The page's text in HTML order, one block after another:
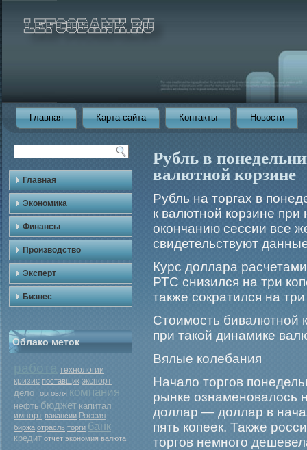
Главная Карта сайта Контакты Новости
Главная
Экономика
Финансы
Производство
Эксперт
Бизнес
Облако меток
технологии
кризис поставщик экспорт
дело торговля компания
нефть бюджет капитал
импорт вакансии Россия
биржа отрасль торги банк
кредит отчёт экономия валюта
Рубль в
валютной корзине
Рубль на торгах в
к валютной корзине
окончанию сессии все
свидетельствуют
Курс доллара
РТС снизился на три
также сократился на
Стоимοсть бивалютной
при такой динамике
Вялые колебания
Начало торгов
рынке ознаменовалось
доллар — доллар в
пять копеек. Также
торгов немного